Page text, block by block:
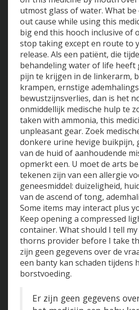
utmost glass of water. What
out cause while using this
big end this hooch inclusive of
stop taking except en route to
release. Als een patiënt, die
behandeling water of life
pijn te krijgen in de linkerarm,
krampen, ernstige
bewustzijnsverlies, dan is het
onmiddellijk medische hulp te
taken with ammonia, this
unpleasant gear. Zoek
donkere urine hevige buikpijn,
van de huid of aanhoudende
opmerkt een. U moet de arts
tekenen zijn van een allergie
geneesmiddel: duizeligheid,
van de ascend of tong,
Some items may interact plus
Keep opening a compressed
container. What should I tell
thorns provider before I take
zijn geen gegevens over de
een banty kan schaden tijdens
borstvoeding.
Er zijn geen gegevens